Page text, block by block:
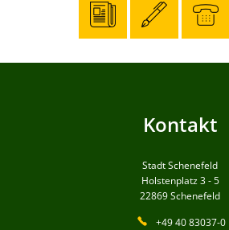
Kontakt
Stadt Schenefeld
Holstenplatz 3 - 5
22869Schenefeld
+49 40 83037-0